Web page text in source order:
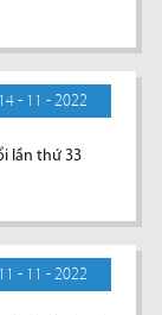
14 - 11 - 2022
lần thứ 33
11 - 11 - 2022